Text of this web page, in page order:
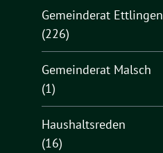
Gemeinderat Ettlingen
(226)
Gemeinderat Malsch
(1)
Haushaltsreden
(16)